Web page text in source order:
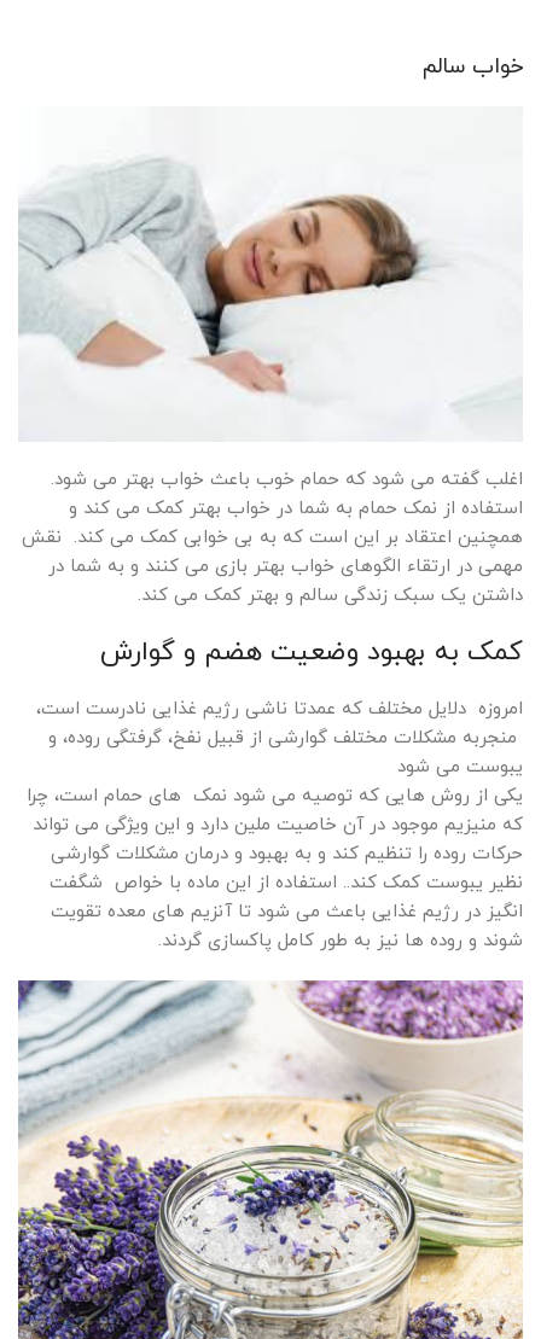
خواب سالم
اغلب گفته می شود که حمام خوب باعث خواب بهتر می شود.
استفاده از نمک حمام به شما در خواب بهتر کمک می کند و
همچنین اعتقاد بر این است که به بی خوابی کمک می کند. نقش
مهمی در ارتقاء الگوهای خواب بهتر بازی می کنند و به شما در
داشتن یک سبک زندگی سالم و بهتر کمک می کند.
کمک به بهبود وضعیت هضم و گوارش
امروزه دلایل مختلف که عمدتا ناشی رژیم غذایی نادرست است،
منجربه مشکلات مختلف گوارشی از قبیل نفخ، گرفتگی روده، و
یبوست می شود
یکی از روش هایی که توصیه می شود نمک های حمام است، چرا
که منیزیم موجود در آن خاصیت ملین دارد و این ویژگی می تواند
حرکات روده را تنظیم کند و به بهبود و درمان مشکلات گوارشی
نظیر یبوست کمک کند.. استفاده از این ماده با خواص شگفت
انگیز در رژیم غذایی باعث می شود تا آنزیم های معده تقویت
شوند و روده ها نیز به طور کامل پاکسازی گردند.